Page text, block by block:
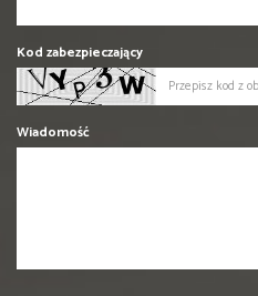
Kod zabezpieczający
Wiadomość